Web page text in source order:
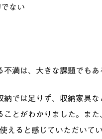
ない
満は、大きな課題でもあ
では足りず、収納家具
とがわかりました。ま
えると感じていただいて